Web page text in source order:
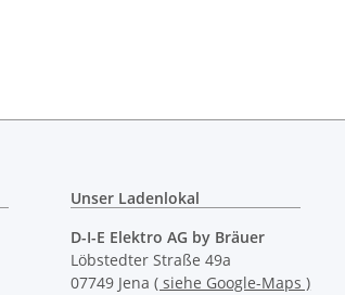
Unser Ladenlokal
D-I-E Elektro AG by Bräuer
Löbstedter Straße 49a
07749 Jena( siehe Google-Maps )